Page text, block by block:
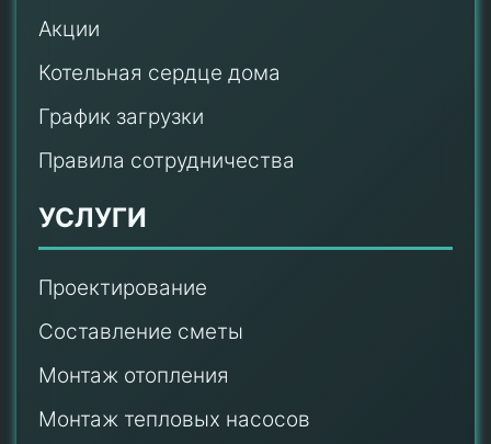
Акции
Котельная сердце дома
График загрузки
Правила сотрудничества
УСЛУГИ
Проектирование
Составление сметы
Монтаж отопления
Монтаж тепловых насосов